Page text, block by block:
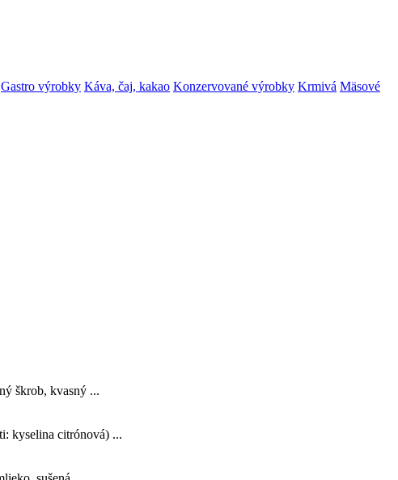
Gastro výrobky Káva, čaj, kakao Konzervované výrobky Krmivá Mäsové
škrob, kvasný ...
kyselina citrónová) ...